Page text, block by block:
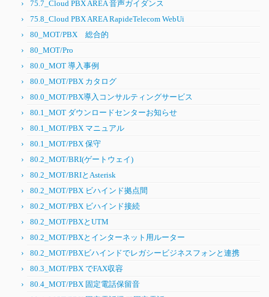
75.7_Cloud PBX AREA 音声ガイダンス
75.8_Cloud PBX AREA RapideTelecom WebUi
80_MOT/PBX 総合的
80_MOT/Pro
80.0_MOT 導入事例
80.0_MOT/PBX カタログ
80.0_MOT/PBX導入コンサルティングサービス
80.1_MOT ダウンロードセンターお知らせ
80.1_MOT/PBX マニュアル
80.1_MOT/PBX 保守
80.2_MOT/BRI(ゲートウェイ)
80.2_MOT/BRIとAsterisk
80.2_MOT/PBX ビハインド拠点間
80.2_MOT/PBX ビハインド接続
80.2_MOT/PBXとUTM
80.2_MOT/PBXとインターネット用ルーター
80.2_MOT/PBXビハインドでレガシービジネスフォンと連携
80.3_MOT/PBX でFAX収容
80.4_MOT/PBX 固定電話保留音